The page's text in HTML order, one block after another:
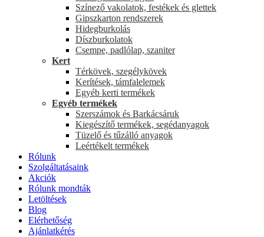
Színező vakolatok, festékek és glettek
Gipszkarton rendszerek
Hidegburkolás
Díszburkolatok
Csempe, padlólap, szaniter
Kert
Térkövek, szegélykövek
Kerítések, támfalelemek
Egyéb kerti termékek
Egyéb termékek
Szerszámok és Barkácsáruk
Kiegészítő termékek, segédanyagok
Tüzelő és tűzálló anyagok
Leértékelt termékek
Rólunk
Szolgáltatásaink
Akciók
Rólunk mondták
Letöltések
Blog
Elérhetőség
Ajánlatkérés